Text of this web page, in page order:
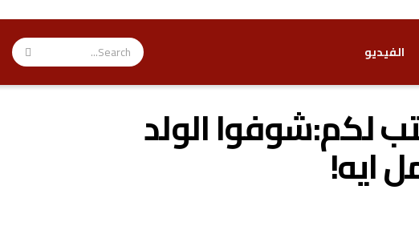
‏الفيديو
لكم:شوفوا الولد
ايه!